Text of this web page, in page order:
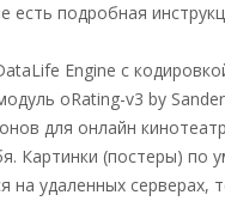
есть подробная
Engine с
oRating-v3 by
для онлайн
Картинки (постеры) по
на удаленных